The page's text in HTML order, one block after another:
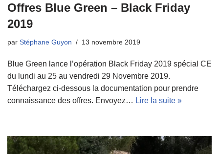
Offres Blue Green – Black Friday
2019
par Stéphane Guyon 13 novembre 2019
Blue Green lance l’opération Black Friday 2019 spécial CE
du lundi au 25 au vendredi 29 Novembre 2019.
Téléchargez ci-dessous la documentation pour prendre
connaissance des offres. Envoyez… Lire la suite »